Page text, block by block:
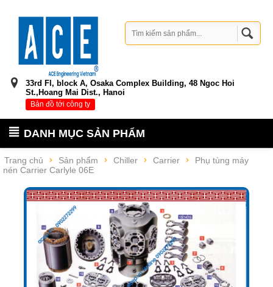
33rd Fl, block A, Osaka Complex Building, 48 Ngoc Hoi
St.,Hoang Mai Dist., Hanoi
Bản đồ tới công ty
DANH MỤC SẢN PHẨM
Trang chủ Sản phẩm Chiller Carrier
Phụ tùng máy
nén Carrier Carlyle 06E